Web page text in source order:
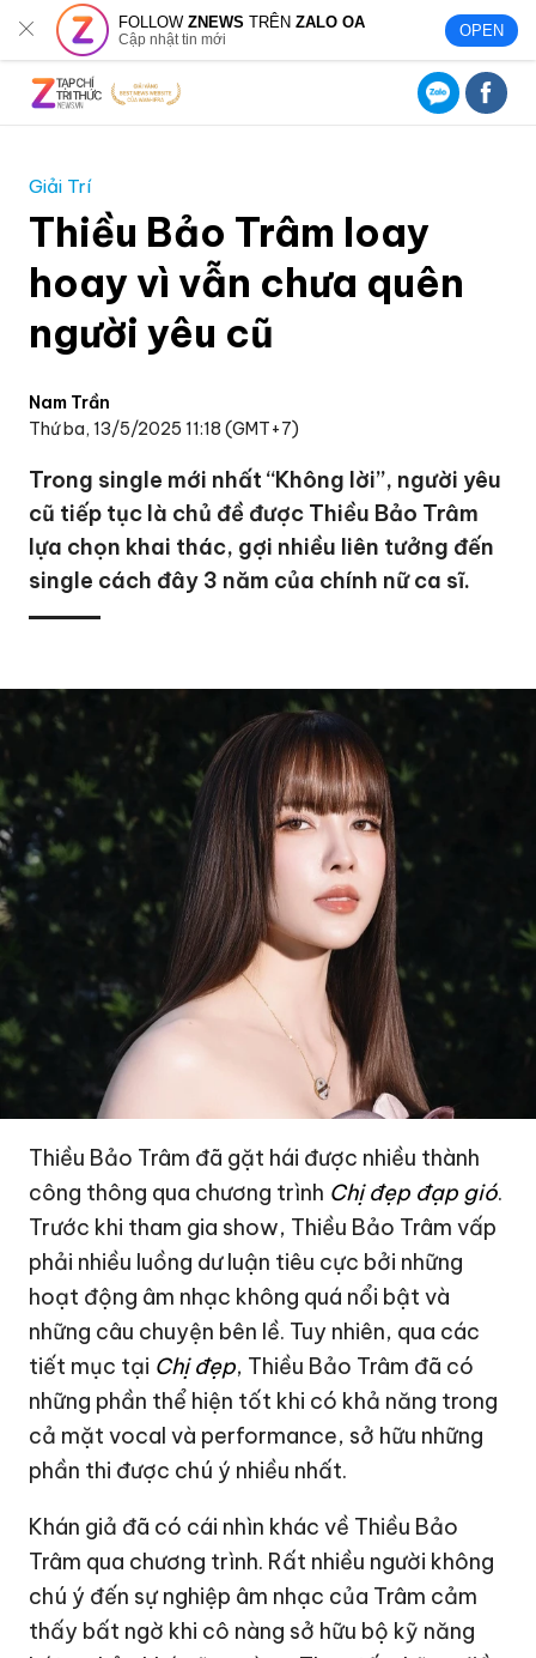
FOLLOWZNEWS TRÊNZALO OA
Cập nhật tin mới OPEN
Giải Trí
Thiều Bảo Trâm loay
hoay vì vẫn chưa quên
người yêu cũ
Nam Trần
Thứ ba, 13/5/2025 11:18 (GMT+7)
Trong single mới nhất “Không lời”, người yêu
cũ tiếp tục là chủ đề được Thiều Bảo Trâm
lựa chọn khai thác, gợi nhiều liên tưởng đến
single cách đây 3 năm của chính nữ ca sĩ.
Thiều Bảo Trâm đã gặt hái được nhiều thành
công thông qua chương trình Chị đẹp đạp gió.
Trước khi tham gia show, Thiều Bảo Trâm vấp
phải nhiều luồng dư luận tiêu cực bởi những
hoạt động âm nhạc không quá nổi bật và
những câu chuyện bên lề. Tuy nhiên, qua các
tiết mục tại Chị đẹp, Thiều Bảo Trâm đã có
những phần thể hiện tốt khi có khả năng trong
cả mặt vocal và performance, sở hữu những
phần thi được chú ý nhiều nhất.
Khán giả đã có cái nhìn khác về Thiều Bảo
Trâm qua chương trình. Rất nhiều người không
chú ý đến sự nghiệp âm nhạc của Trâm cảm
thấy bất ngờ khi cô nàng sở hữu bộ kỹ năng